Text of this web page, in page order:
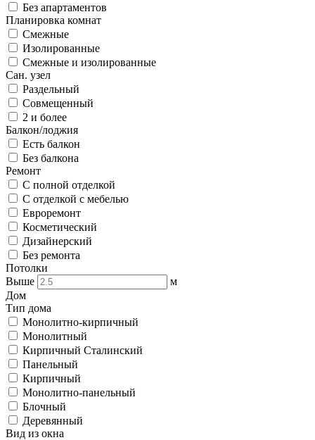
Без апартаментов
Планировка комнат
Смежные
Изолированные
Смежные и изолированные
Сан. узел
Раздельный
Совмещенный
2 и более
Балкон/лоджия
Есть балкон
Без балкона
Ремонт
С полной отделкой
С отделкой с мебелью
Евроремонт
Косметический
Дизайнерский
Без ремонта
Потолки
Выше
м
Дом
Тип дома
Монолитно-кирпичный
Монолитный
Кирпичный Сталинский
Панельный
Кирпичный
Монолитно-панельный
Блочный
Деревянный
Вид из окна